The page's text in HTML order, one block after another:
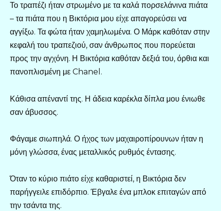
Το τραπέζι ήταν στρωμένο με τα καλά πορσελάνινα πιάτα
– τα πιάτα που η Βικτόρια μου είχε απαγορεύσει να
αγγίξω. Τα φώτα ήταν χαμηλωμένα. Ο Μάρκ καθόταν στην
κεφαλή του τραπεζιού, σαν άνθρωπος που πορεύεται
προς την αγχόνη. Η Βικτόρια καθόταν δεξιά του, όρθια και
πανοπλισμένη με Chanel.
Κάθισα απέναντί της. Η άδεια καρέκλα δίπλα μου ένιωθε
σαν άβυσσος.
Φάγαμε σιωπηλά. Ο ήχος των μαχαιροπίρουνων ήταν η
μόνη γλώσσα, ένας μεταλλικός ρυθμός έντασης.
Όταν το κύριο πιάτο είχε καθαριστεί, η Βικτόρια δεν
παρήγγειλε επιδόρπιο. Έβγαλε ένα μπλοκ επιταγών από
την τσάντα της.